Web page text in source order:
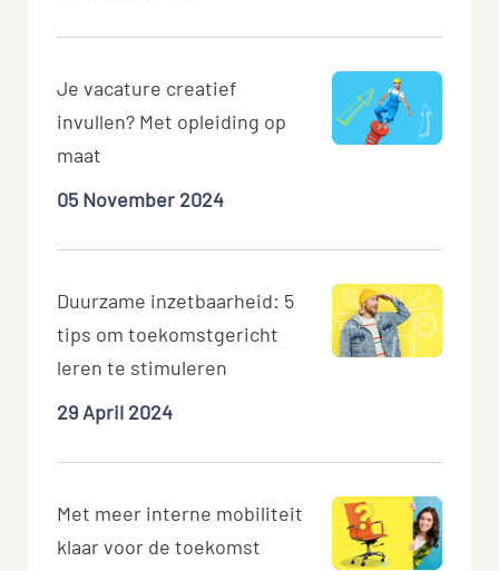
05 November 2024
Je vacature creatief
invullen? Met opleiding op
maat
29 April 2024
Duurzame inzetbaarheid: 5
tips om toekomstgericht
leren te stimuleren
Met meer interne mobiliteit
klaar voor de toekomst